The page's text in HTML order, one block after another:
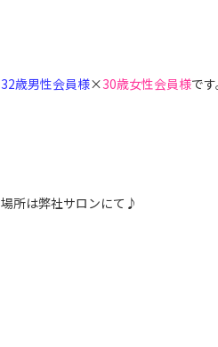
32歳男性会員様×30歳女性会員様です
場所は弊社サロンにて♪